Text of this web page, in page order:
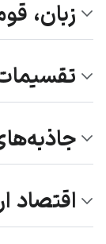
زبان،
اقتصاد